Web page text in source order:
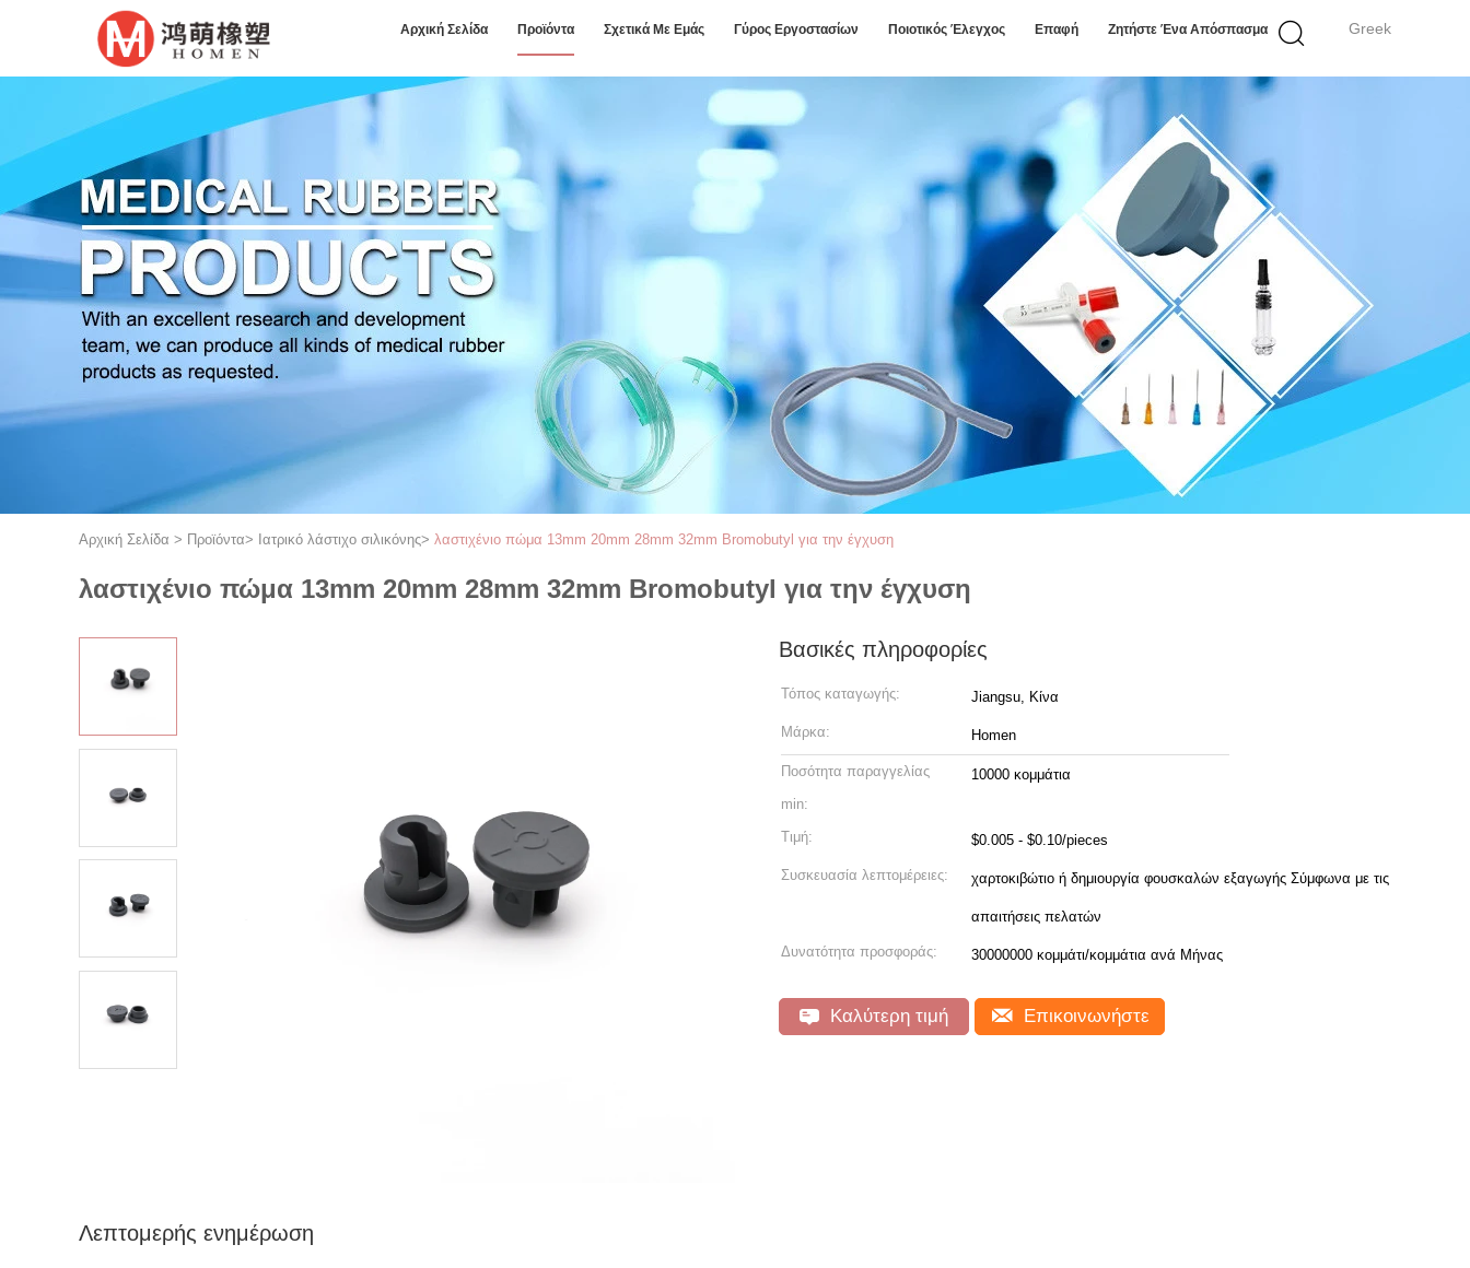
Greek
Αρχική Σελίδα Προϊόντα Σχετικά Με Εμάς Γύρος Εργοστασίων Ποιοτικός Έλεγχος Επαφή Ζητήστε Ένα Απόσπασμα
Αρχική Σελίδα > Προϊόντα> Ιατρικό λάστιχο σιλικόνης> λαστιχένιο πώμα 13mm 20mm 28mm 32mm Bromobutyl για την έγχυση
λαστιχένιο πώμα 13mm 20mm 28mm 32mm Bromobutyl για την έγχυση
Βασικές πληροφορίες
Τόπος καταγωγής: Jiangsu, Κίνα
Μάρκα: Homen
Ποσότητα παραγγελίας
min:
10000 κομμάτια
Τιμή: $0.005 - $0.10/pieces
Συσκευασία λεπτομέρειες: χαρτοκιβώτιο ή δημιουργία φουσκαλών εξαγωγής Σύμφωνα με τις
απαιτήσεις πελατών
Δυνατότητα προσφοράς: 30000000 κομμάτι/κομμάτια ανά Μήνας
Καλύτερη τιμή Επικοινωνήστε
Λεπτομερής ενημέρωση